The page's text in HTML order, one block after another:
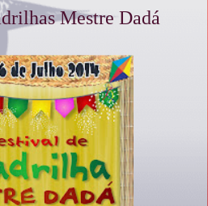
Mestre Dadá